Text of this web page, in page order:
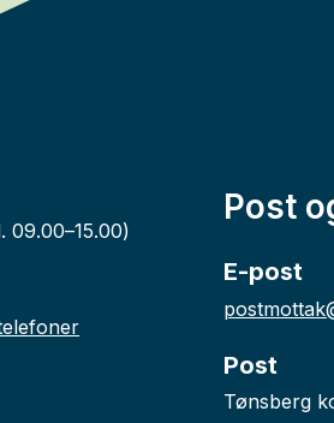
09.00–15.00)
Post
E-post
Post
Tønsberg